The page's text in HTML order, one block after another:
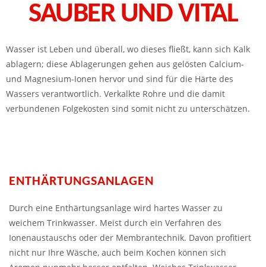
SAUBER UND VITAL
Wasser ist Leben und überall, wo dieses fließt, kann sich Kalk
ablagern; diese Ablagerungen gehen aus gelösten Calcium-
und Magnesium-Ionen hervor und sind für die Härte des
Wassers verantwortlich. Verkalkte Rohre und die damit
verbundenen Folgekosten sind somit nicht zu unterschätzen.
ENTHÄRTUNGSANLAGEN​
Durch eine Enthärtungsanlage wird hartes Wasser zu
weichem Trinkwasser. Meist durch ein Verfahren des
Ionenaustauschs oder der Membrantechnik. Davon profitiert
nicht nur Ihre Wäsche, auch beim Kochen können sich